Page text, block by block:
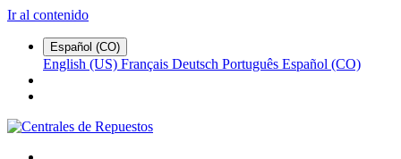
Ir al contenido
Español (CO)
English (US) Français Deutsch Português Español (CO)